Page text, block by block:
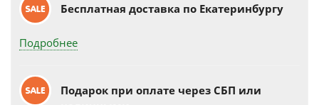
Бесплатная доставка по Екатеринбургу
Подробнее
Подарок при оплате через СБП или